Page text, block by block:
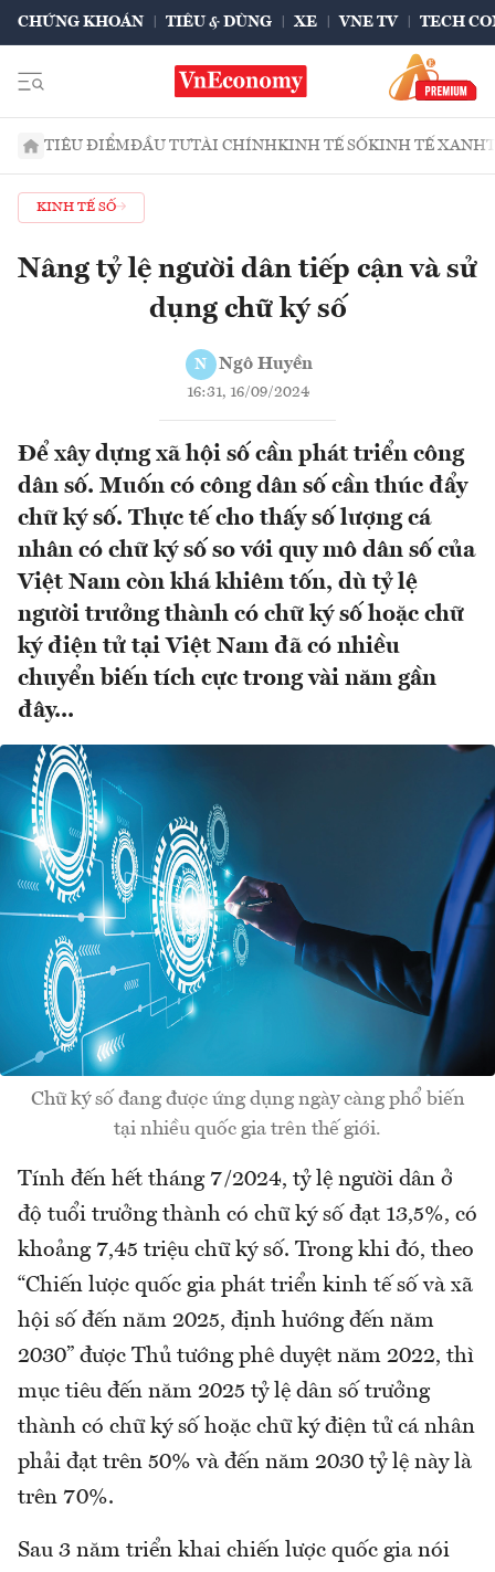
CHỨNG KHOÁN TIÊU & DÙNG XE VNE TV TECH
TIÊU ĐIỂMĐẦU TƯTÀI CHÍNHKINH TẾ SỐKINH TẾ XANH
KINH TẾ SỐ
Nâng tỷ lệ người dân tiếp cận và sử
dụng chữ ký số
N Ngô Huyền
16:31, 16/09/2024
Để xây dựng xã hội số cần phát triển công
dân số. Muốn có công dân số cần thúc đẩy
chữ ký số. Thực tế cho thấy số lượng cá
nhân có chữ ký số so với quy mô dân số của
Việt Nam còn khá khiêm tốn, dù tỷ lệ
người trưởng thành có chữ ký số hoặc chữ
ký điện tử tại Việt Nam đã có nhiều
chuyển biến tích cực trong vài năm gần
đây...
Chữ ký số đang được ứng dụng ngày càng phổ biến
tại nhiều quốc gia trên thế giới.
Tính đến hết tháng 7/2024, tỷ lệ người dân ở
độ tuổi trưởng thành có chữ ký số đạt 13,5%, có
khoảng 7,45 triệu chữ ký số. Trong khi đó, theo
“Chiến lược quốc gia phát triển kinh tế số và xã
hội số đến năm 2025, định hướng đến năm
2030” được Thủ tướng phê duyệt năm 2022, thì
mục tiêu đến năm 2025 tỷ lệ dân số trưởng
thành có chữ ký số hoặc chữ ký điện tử cá nhân
phải đạt trên 50% và đến năm 2030 tỷ lệ này là
trên 70%.
Sau 3 năm triển khai chiến lược quốc gia nói